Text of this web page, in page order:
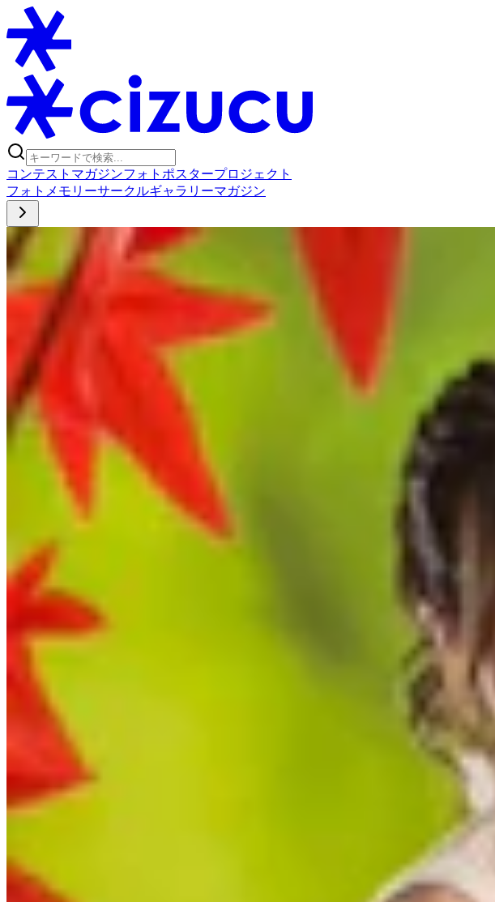
コンテスト マガジンフォトポスタープロジェクト
フォト メモリーサークルギャラリーマガジン